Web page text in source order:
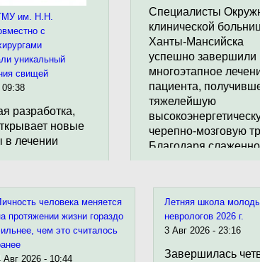
им. Н.Н.
с
уникальный
свищей
разработка,
новые
в лечении
научной
Специалисты
клинической
Ханты-Мансийска
успешно завершили
многоэтапное
пациента,
тяжелейшую
черепно-мозговую
Благодаря
команды и
своевременному
оказанию
высокотехнологичной
медицинской
человека меняется
протяжении жизни гораздо
чем это считалось
Авг 2026 - 10:44
Летняя школа
неврологов 2026 г.
3 Авг 2026 - 23:16
Завершилась